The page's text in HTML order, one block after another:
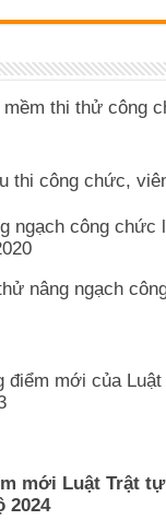
mới Luật Trật
2024